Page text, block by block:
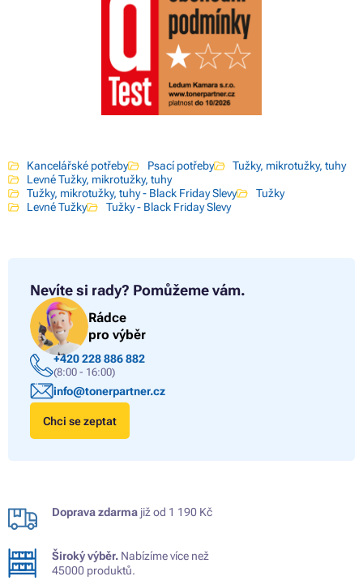
Kancelářské potřeby Psací potřeby
Tužky, mikrotužky, tuhy
Levné Tužky, mikrotužky, tuhy
Tužky, mikrotužky, tuhy - Black Friday Slevy
Tužky
Levné Tužky
Tužky - Black Friday Slevy
Nevíte si rady? Pomůžeme vám.
Rádce
pro výběr
+420 228 886 882
(8:00 - 16:00)
info@tonerpartner.cz
Chci se zeptat
Doprava zdarma již od 1 190 Kč
Široký výběr. Nabízíme více než
45000 produktů.